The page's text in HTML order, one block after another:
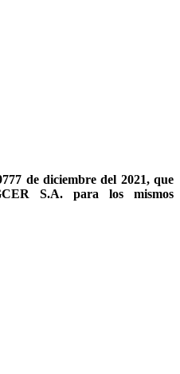
de diciembre del 2021, que
S.A. para los mismos